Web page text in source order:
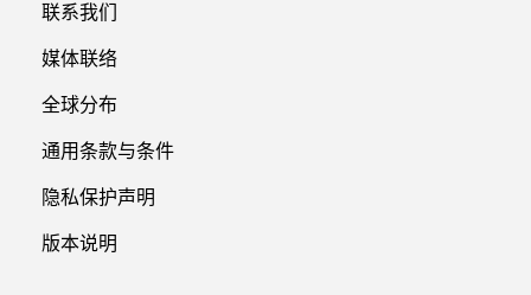
联系我们
媒体联络
全球分布
通用条款与条件
隐私保护声明
版本说明